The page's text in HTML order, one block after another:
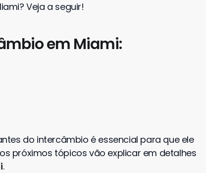
? Veja a seguir!
em Miami:
do intercâmbio é essencial para que ele
próximos tópicos vão explicar em detalhes
.